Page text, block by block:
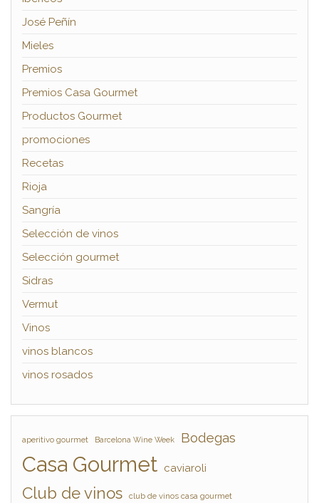
José Peñín
Mieles
Premios
Premios Casa Gourmet
Productos Gourmet
promociones
Recetas
Rioja
Sangría
Selección de vinos
Selección gourmet
Sidras
Vermut
Vinos
vinos blancos
vinos rosados
aperitivo gourmet Barcelona Wine Week Bodegas
Casa Gourmet caviaroli
Club de vinos club de vinos casa gourmet